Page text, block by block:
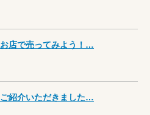
店で売ってみよう！…
紹介いただきました…